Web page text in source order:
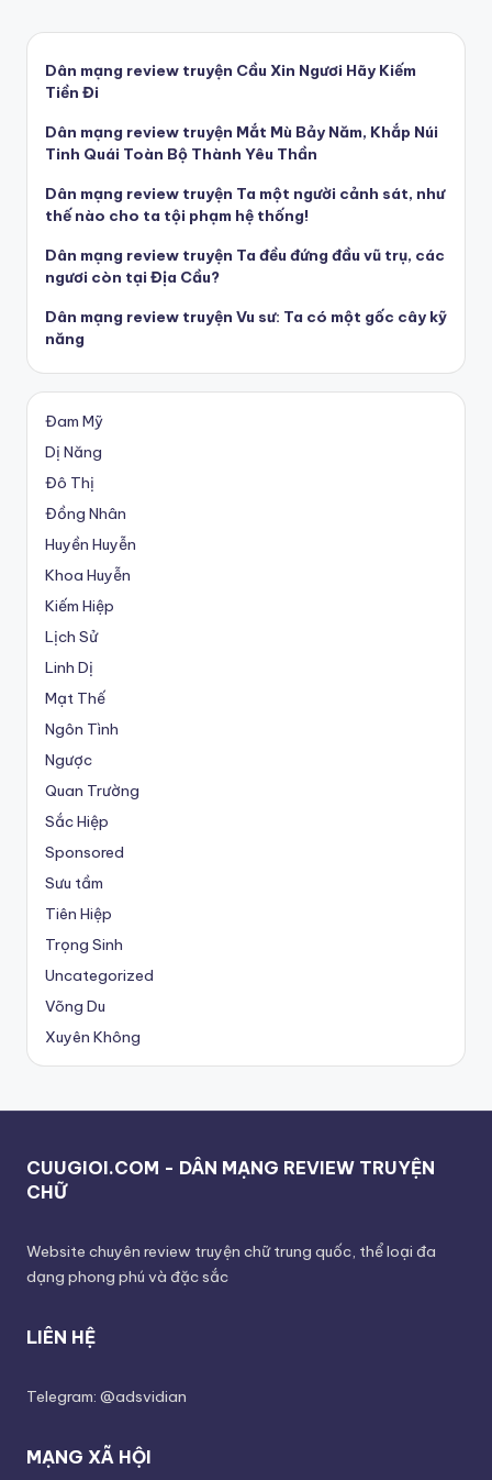
Dân mạng review truyện Cầu Xin Ngươi Hãy Kiếm
Tiền Đi
Dân mạng review truyện Mắt Mù Bảy Năm, Khắp Núi
Tinh Quái Toàn Bộ Thành Yêu Thần
Dân mạng review truyện Ta một người cảnh sát, như
thế nào cho ta tội phạm hệ thống!
Dân mạng review truyện Ta đều đứng đầu vũ trụ, các
ngươi còn tại Địa Cầu?
Dân mạng review truyện Vu sư: Ta có một gốc cây kỹ
năng
Đam Mỹ
Dị Năng
Đô Thị
Đồng Nhân
Huyền Huyễn
Khoa Huyễn
Kiếm Hiệp
Lịch Sử
Linh Dị
Mạt Thế
Ngôn Tình
Ngược
Quan Trường
Sắc Hiệp
Sponsored
Sưu tầm
Tiên Hiệp
Trọng Sinh
Uncategorized
Võng Du
Xuyên Không
CUUGIOI.COM - DÂN MẠNG REVIEW TRUYỆN
CHỮ
Website chuyên review truyện chữ trung quốc, thể loại đa
dạng phong phú và đặc sắc
LIÊN HỆ
Telegram: @adsvidian
MẠNG XÃ HỘI